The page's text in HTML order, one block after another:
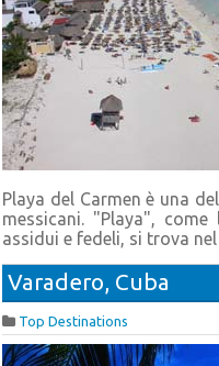
Playa del Carmen è una
messicani. "Playa",
assidui e fedeli, si trova
Varadero, Cuba
Top Destinations